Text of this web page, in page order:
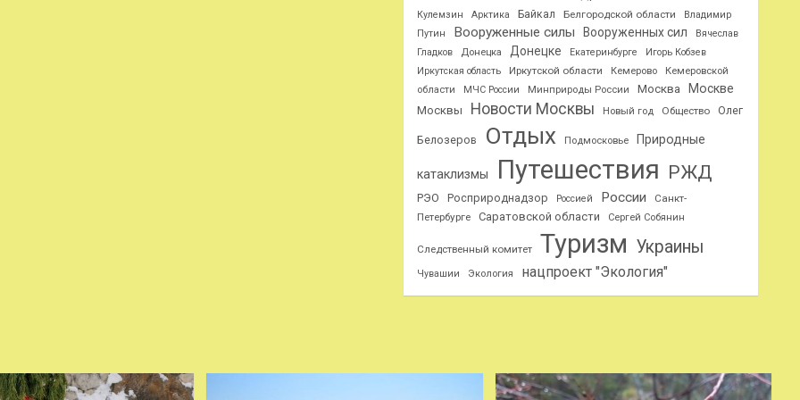
Кулемзин
Арктика Байкал Белгородской области
Владимир
Путин
Вооруженные силы Вооруженных сил
Вячеслав
Гладков
Донецка Донецке Екатеринбурге
Игорь Кобзев
Иркутская область
Иркутской области Кемерово
Кемеровской
области
МЧС России Минприроды России Москва Москве
Москвы Новости Москвы Новый год Общество Олег
Белозеров Отдых Подмосковье Природные
катаклизмы Путешествия РЖД
РЭО Росприроднадзор Россией России
Санкт-
Петербурге
Саратовской области Сергей Собянин
Следственный комитет Туризм Украины
Чувашии Экология нацпроект "Экология"